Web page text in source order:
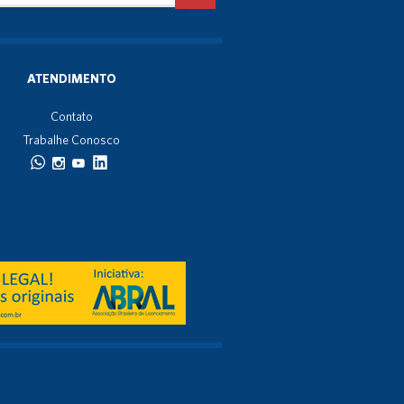
ATENDIMENTO
Contato
Trabalhe Conosco